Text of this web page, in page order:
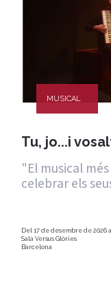
MUSICAL
Tu, jo...i
"El musical
celebrar els
Del 17 de desembre de 2026
Sala Versus Glòries
Barcelona